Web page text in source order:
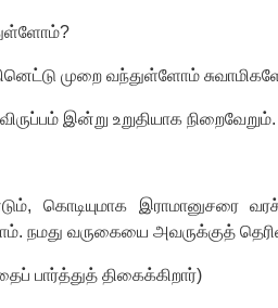
?
முறை வந்துள்ளோம்
இன்று உறுதியாக நிறைவேறும்.
, கொடியுமாக இராமானுசரை
நமது வருகையை அவருக்குத்
பார்த்துத் திகைக்கிறார்)